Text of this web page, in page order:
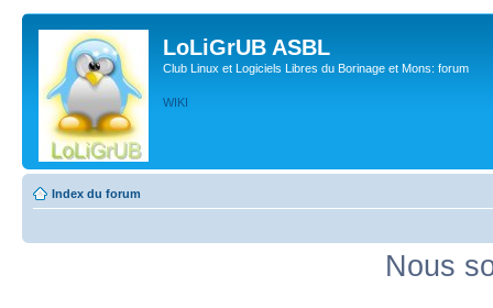
LoLiGrUB ASBL
Club Linux et Logiciels Libres du Borinage et Mons: forum
WIKI
Index du forum
Nous